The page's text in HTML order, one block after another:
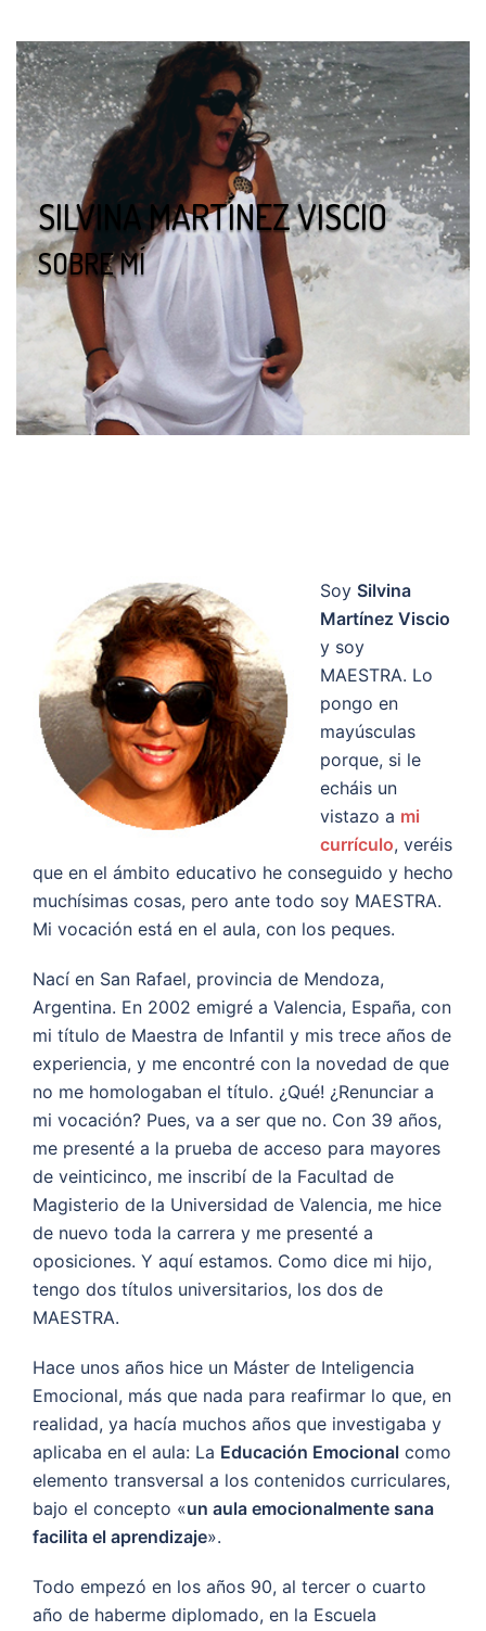
SILVINA MARTÍNEZ VISCIO
SOBRE MÍ
Soy Silvina
Martínez Viscio
y soy
MAESTRA. Lo
pongo en
mayúsculas
porque, si le
echáis un
vistazo a mi
currículo, veréis
que en el ámbito educativo he conseguido y hecho
muchísimas cosas, pero ante todo soy MAESTRA.
Mi vocación está en el aula, con los peques.
Nací en San Rafael, provincia de Mendoza,
Argentina. En 2002 emigré a Valencia, España, con
mi título de Maestra de Infantil y mis trece años de
experiencia, y me encontré con la novedad de que
no me homologaban el título. ¿Qué! ¿Renunciar a
mi vocación? Pues, va a ser que no. Con 39 años,
me presenté a la prueba de acceso para mayores
de veinticinco, me inscribí de la Facultad de
Magisterio de la Universidad de Valencia, me hice
de nuevo toda la carrera y me presenté a
oposiciones. Y aquí estamos. Como dice mi hijo,
tengo dos títulos universitarios, los dos de
MAESTRA.
Hace unos años hice un Máster de Inteligencia
Emocional, más que nada para reafirmar lo que, en
realidad, ya hacía muchos años que investigaba y
aplicaba en el aula: La Educación Emocional como
elemento transversal a los contenidos curriculares,
bajo el concepto «un aula emocionalmente sana
facilita el aprendizaje».
Todo empezó en los años 90, al tercer o cuarto
año de haberme diplomado, en la Escuela